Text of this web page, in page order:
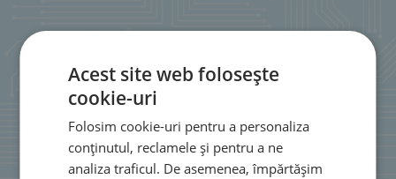
Acest site web folosește
cookie-uri
Folosim cookie-uri pentru a personaliza
conținutul, reclamele și pentru a ne
analiza traficul. De asemenea, împărtășim